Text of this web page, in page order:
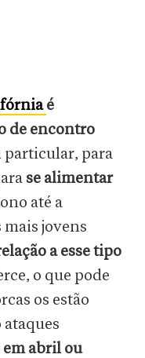
é
de encontro
particular, para
se alimentar
até a
mais jovens
a esse tipo
o que pode
os estão
ataques
em abril ou